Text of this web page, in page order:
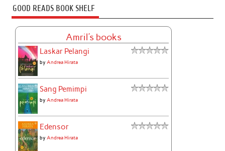
GOOD READS BOOK SHELF
Amril's books
Laskar Pelangi
byAndrea Hirata
Sang Pemimpi
byAndrea Hirata
Edensor
byAndrea Hirata